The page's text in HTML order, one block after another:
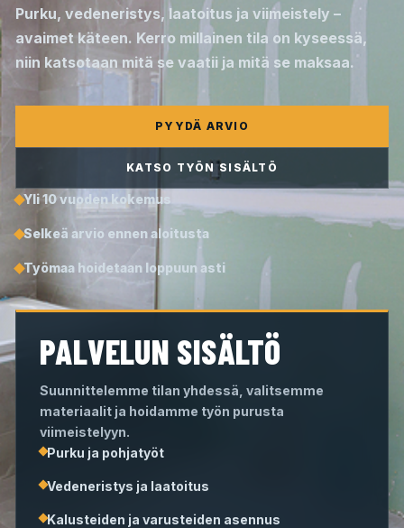
Purku, vedeneristys, laatoitus ja viimeistely –
avaimet käteen. Kerro millainen tila on kyseessä,
niin katsotaan mitä se vaatii ja mitä se maksaa.
PYYDÄ ARVIO
KATSO TYÖN SISÄLTÖ
Yli 10 vuoden kokemus
Selkeä arvio ennen aloitusta
Työmaa hoidetaan loppuun asti
PALVELUN SISÄLTÖ
Suunnittelemme tilan yhdessä, valitsemme
materiaalit ja hoidamme työn purusta
viimeistelyyn.
Purku ja pohjatyöt
Vedeneristys ja laatoitus
Kalusteiden ja varusteiden asennus